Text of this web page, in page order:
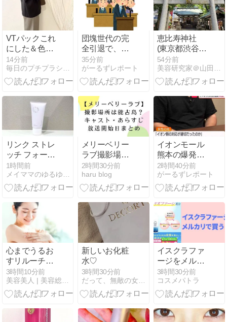
VTパックこれ
にした＆色違
いポチ♡ずー
っと欲しかっ
たお色のカッ
ー60％OFFで
14分前
団塊世代の完
全引退で、企
業が迫られ
る“最後の選
択” 日銀植田
女性の正社員
化と外国人の
人材活用が
鍵」
35分前
がーるずレポート
恵比寿神社
(東京都渋谷
区)
54分前
リンク ストレ
ッチ フォーミ
ングウォッシ
ュをレビュ
ー！
1時間前
メリーベリー
ラブ撮影場所
は能古島？キ
ャスト・あら
すじ・放送開
2時間30分前
haru blog
イオンモール
熊本の爆発事
故「本当のこ
とを…」遺族
語る
2時間40分前
がーるずレポート
心までうるお
すリルーチェ
のスキンミル
クローション
｜特徴や選び
3時間10分前
新しいお化粧
水♡
3時間30分前
だって、無敵の女子Lifeなんだもん！
イスクラファ
ージをメルカ
リで買う？慎
重であるべき
3つの理由
3時間30分前
コスメパトラ